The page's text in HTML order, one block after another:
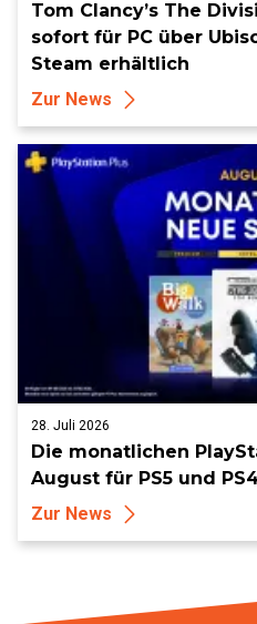
Tom Clancy’s The
sofort für PC über
Steam erhältlich
Zur News
28. Juli 2026
Die monatlichen
August für PS5 und
Zur News